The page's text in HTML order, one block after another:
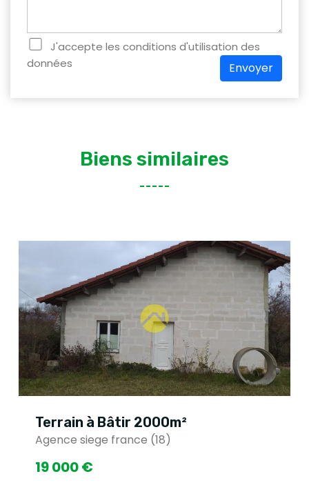
J'accepte les conditions d'utilisation des
données
Envoyer
Biens similaires
Terrain à Bâtir 2000m²
Agence siege france (18)
19 000 €